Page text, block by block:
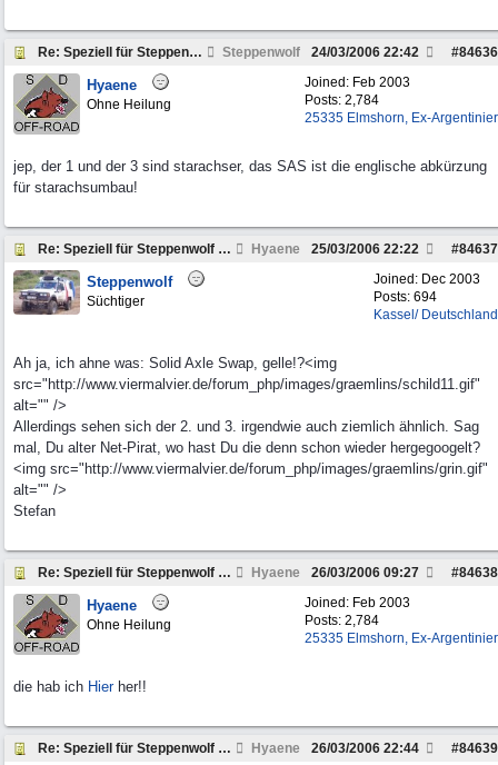
Re: Speziell für Steppenwolf und andere Pickup Fre Steppenwolf #84636
24/03/2006 22:42
Joined: Feb 2003
Posts: 2,784
25335 Elmshorn, Ex-Argentinier
Hyaene
Ohne Heilung
jep, der 1 und der 3 sind starachser, das SAS ist die englische abkürzung
für starachsumbau!
Re: Speziell für Steppenwolf und andere Pickup Fre Hyaene #84637
25/03/2006 22:22
Joined: Dec 2003
Posts: 694
Kassel/ Deutschland
Steppenwolf
Süchtiger
Ah ja, ich ahne was: Solid Axle Swap, gelle!?<img
src="http://www.viermalvier.de/forum_php/images/graemlins/schild11.gif"
alt="" />
Allerdings sehen sich der 2. und 3. irgendwie auch ziemlich ähnlich. Sag
mal, Du alter Net-Pirat, wo hast Du die denn schon wieder hergegoogelt?
<img src="http://www.viermalvier.de/forum_php/images/graemlins/grin.gif"
alt="" />
Stefan
Re: Speziell für Steppenwolf und andere Pickup Fre Hyaene #84638
26/03/2006 09:27
Joined: Feb 2003
Posts: 2,784
25335 Elmshorn, Ex-Argentinier
Hyaene
Ohne Heilung
die hab ich Hierher!!
Re: Speziell für Steppenwolf und andere Pickup Fre Hyaene #84639
26/03/2006 22:44